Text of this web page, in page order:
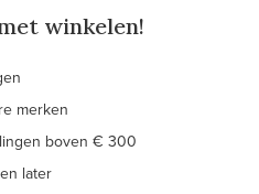
winkelen!
merken
boven € 300
later